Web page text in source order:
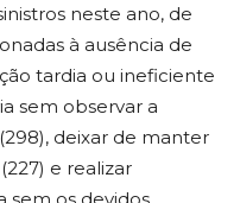
neste ano, de
à ausência de
tardia ou ineficiente
sem observar a
deixar de manter
e realizar
sem os devidos